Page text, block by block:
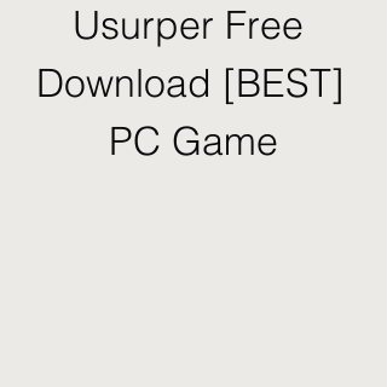
Usurper Free
Download [BEST]
PC Game